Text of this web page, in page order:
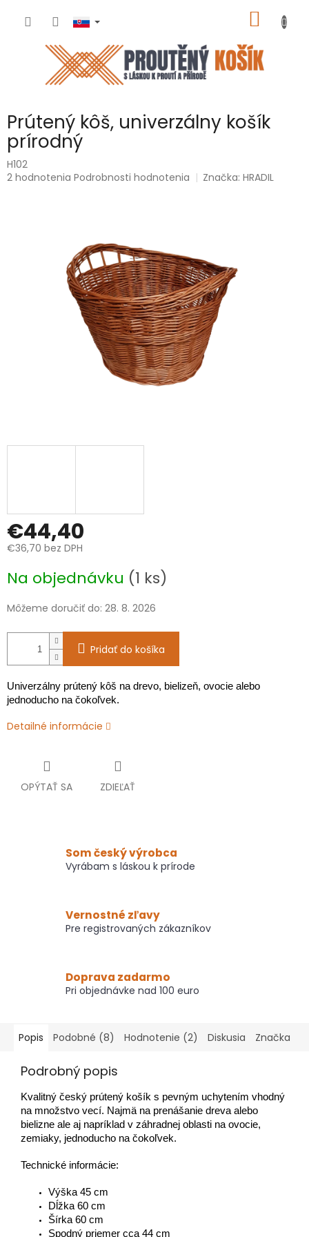
KOŠÍK
Prútený kôš, univerzálny košík
prírodný
H102
Priemerné
2 hodnotenia Podrobnosti hodnotenia Značka:HRADIL
€44,40
€36,70 bez DPH
cena:
Na objednávku (1 ks)
Môžeme doručiť do: 28. 8. 2026
Pridať do košíka
Univerzálny prútený kôš na drevo, bielizeň, ovocie alebo
jednoducho na čokoľvek.
Detailné informácie
OPÝTAŤ SA ZDIEĽAŤ
Som český výrobca
Vyrábam s láskou k prírode
Vernostné zľavy
Pre registrovaných zákazníkov
Doprava zadarmo
Pri objednávke nad 100 euro
Popis Podobné (8) Hodnotenie (2) Diskusia Značka
Podrobný popis
Kvalitný český prútený košík s pevným uchytením vhodný
na množstvo vecí. Najmä na prenášanie dreva alebo
bielizne ale aj napríklad v záhradnej oblasti na ovocie,
zemiaky, jednoducho na čokoľvek.
Technické informácie:
Výška 45 cm
Dĺžka 60 cm
Šírka 60 cm
Spodný priemer cca 44 cm